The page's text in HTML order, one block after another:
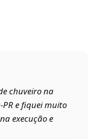
chuveiro na
e fiquei muito
execução e